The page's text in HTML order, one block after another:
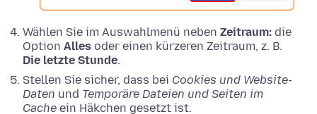
Wählen Sie im Auswahlmenü neben Zeitraum: die
Option Alles oder einen kürzeren Zeitraum, z. B.
Die letzte Stunde.
Stellen Sie sicher, dass bei Cookies und Website-
Daten und Temporäre Dateien und Seiten im
Cache ein Häkchen gesetzt ist.